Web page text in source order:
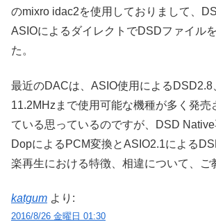
のmixro idac2を使用しておりまして、
ASIOによるダイレクトでDSDファイル
た。
最近のDACは、ASIO使用によるDSD2.8
11.2MHzまで使用可能な機種が多く発売
ている思っているのですが、DSD Native
DopによるPCM変換とASIO2.1による
楽再生における特徴、相違について、ご
katgum より:
2016/8/26 金曜日 01:30